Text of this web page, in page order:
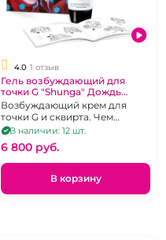
4.0 1 отзыв
Гель возбуждающий для
точки G "Shunga" Дождь
любви
Возбуждающий крем для
точки G и сквирта. Чем
больше пользоваться — тем
сильнее эффект!
В наличии: 12 шт.
6 800 pуб.
В корзину